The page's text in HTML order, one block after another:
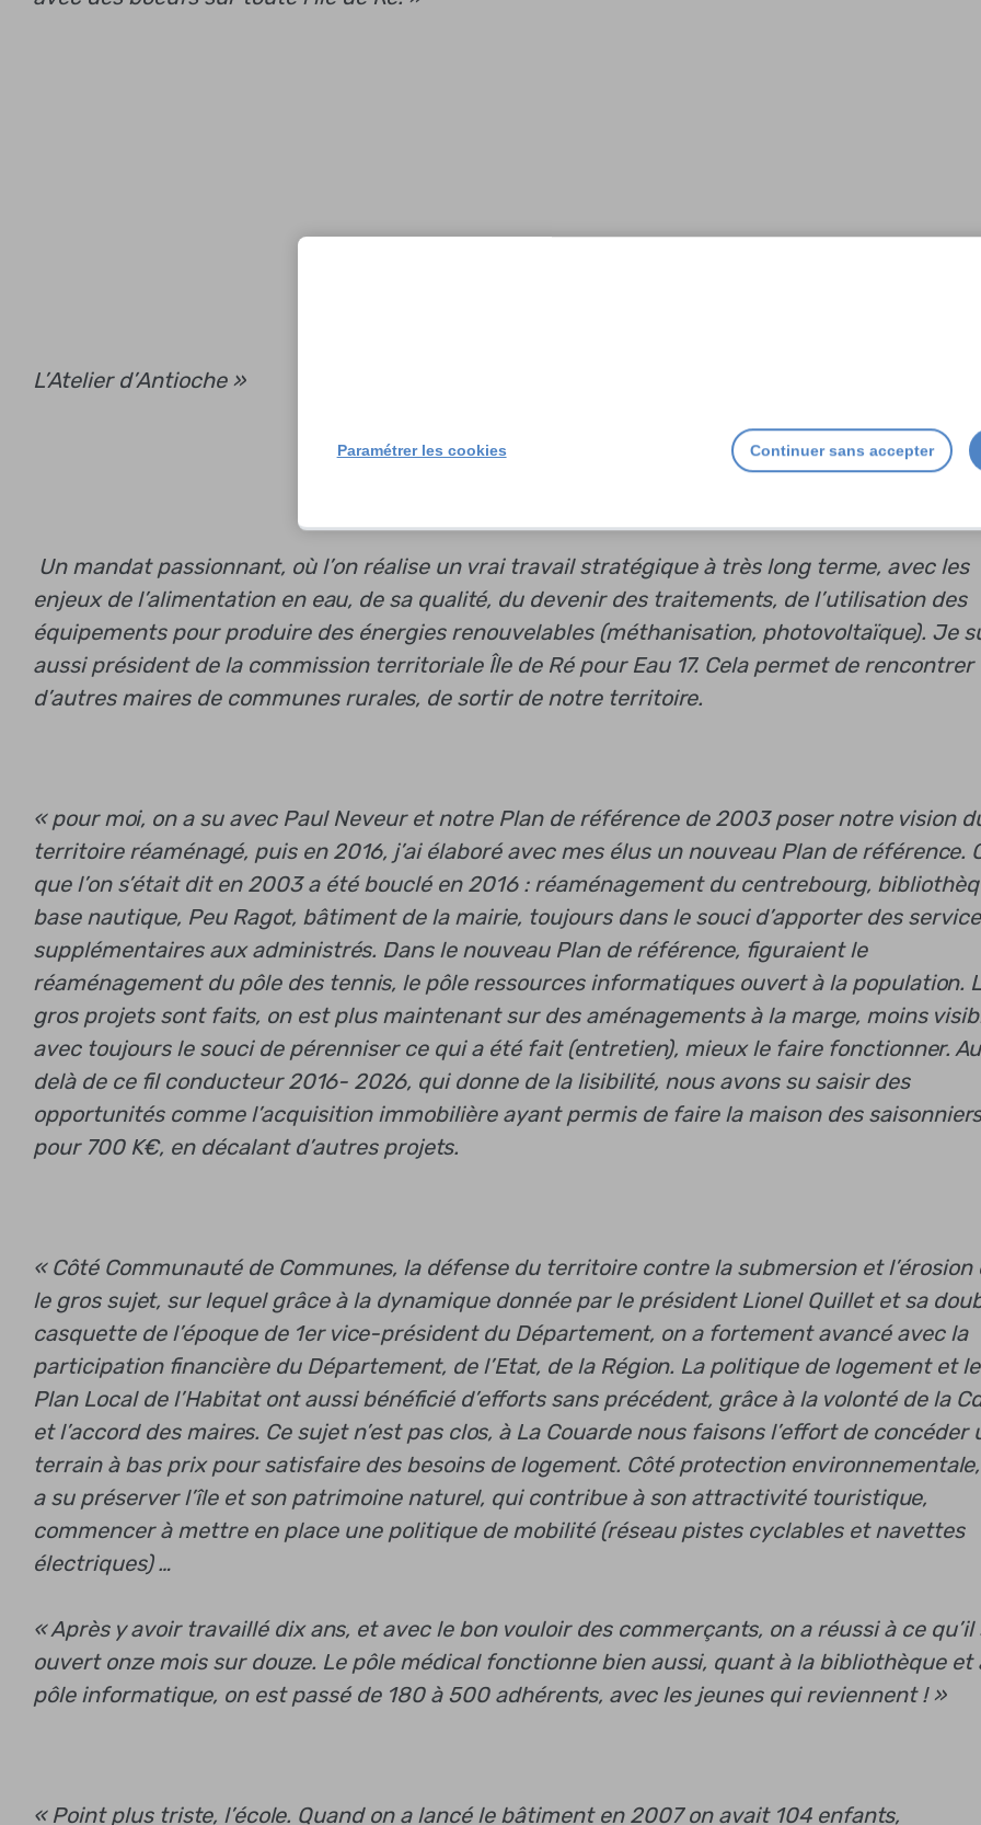
L’Atelier d’Antioche »
Un mandat passionnant, où l’on réalise un vrai travail stratégique à très long terme, avec les
enjeux de l’alimentation en eau, de sa qualité, du devenir des traitements, de l’utilisation des
équipements pour produire des énergies renouvelables (méthanisation, photovoltaïque). Je
aussi président de la commission territoriale Île de Ré pour Eau 17. Cela permet de rencontrer
d’autres maires de communes rurales, de sortir de notre territoire.
« pour moi, on a su avec Paul Neveur et notre Plan de référence de 2003 poser notre vision
territoire réaménagé, puis en 2016, j’ai élaboré avec mes élus un nouveau Plan de référence.
que l’on s’était dit en 2003 a été bouclé en 2016 : réaménagement du centrebourg,
base nautique, Peu Ragot, bâtiment de la mairie, toujours dans le souci d’apporter des
supplémentaires aux administrés. Dans le nouveau Plan de référence, figuraient le
réaménagement du pôle des tennis, le pôle ressources informatiques ouvert à la population.
gros projets sont faits, on est plus maintenant sur des aménagements à la marge, moins
avec toujours le souci de pérenniser ce qui a été fait (entretien), mieux le faire fonctionner.
delà de ce fil conducteur 2016- 2026, qui donne de la lisibilité, nous avons su saisir des
opportunités comme l’acquisition immobilière ayant permis de faire la maison des
pour 700 K€, en décalant d’autres projets.
« Côté Communauté de Communes, la défense du territoire contre la submersion et l’érosion
le gros sujet, sur lequel grâce à la dynamique donnée par le président Lionel Quillet et sa
casquette de l’époque de 1er vice-président du Département, on a fortement avancé avec la
participation financière du Département, de l’Etat, de la Région. La politique de logement et le
Plan Local de l’Habitat ont aussi bénéficié d’efforts sans précédent, grâce à la volonté de la
et l’accord des maires. Ce sujet n’est pas clos, à La Couarde nous faisons l’effort de concéder
terrain à bas prix pour satisfaire des besoins de logement. Côté protection
a su préserver l’île et son patrimoine naturel, qui contribue à son attractivité touristique,
commencer à mettre en place une politique de mobilité (réseau pistes cyclables et navettes
électriques) …
« Après y avoir travaillé dix ans, et avec le bon vouloir des commerçants, on a réussi à ce qu’il
ouvert onze mois sur douze. Le pôle médical fonctionne bien aussi, quant à la bibliothèque et
pôle informatique, on est passé de 180 à 500 adhérents, avec les jeunes qui reviennent ! »
« Point plus triste, l’école. Quand on a lancé le bâtiment en 2007 on avait 104 enfants,
Continuer sans accepter
Paramétrer les cookies